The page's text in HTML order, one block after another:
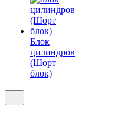
Блок
цилиндров
(Шорт
блок)